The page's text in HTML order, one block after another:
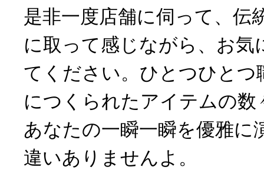
是非一度店舗に伺って、伝
に取って感じながら、お気
てください。ひとつひとつ
につくられたアイテムの数
あなたの一瞬一瞬を優雅に
違いありませんよ。